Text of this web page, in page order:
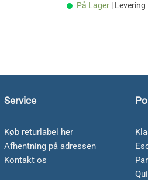
På Lager |
Service
Køb returlabel her
Afhentning på adressen
Kontakt os